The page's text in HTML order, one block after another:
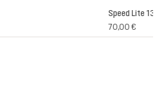
von 5 Sternen
Speed Lite 13
70,00 €